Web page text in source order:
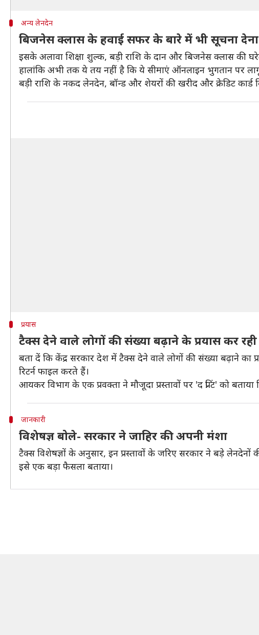
अन्य लेनदेन
बिजनेस क्लास के हवाई सफर के बारे में भी सूचना देना
इसके अलावा शिक्षा शुल्क, बड़ी राशि के दान और बिजनेस क्लास की
हालांकि अभी तक ये तय नहीं है कि ये सीमाएं ऑनलाइन भुगतान पर
बड़ी राशि के नकद लेनदेन, बॉन्ड और शेयरों की खरीद और क्रेडिट
प्रयास
टैक्स देने वाले लोगों की संख्या बढ़ाने के प्रयास कर
बता दें कि केंद्र सरकार देश में टैक्स देने वाले लोगों की संख्या बढ़ाने
रिटर्न फाइल करते हैं।
आयकर विभाग के एक प्रवक्ता ने मौजूदा प्रस्तावों पर 'द प्रिंट' को
जानकारी
विशेषज्ञ बोले- सरकार ने जाहिर की अपनी मंशा
टैक्स विशेषज्ञों के अनुसार, इन प्रस्तावों के जरिए सरकार ने बड़े लेनदेनों
इसे एक बड़ा फैसला बताया।